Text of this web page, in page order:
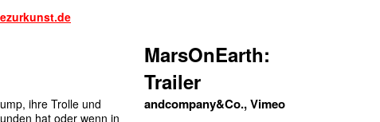
ihre Trolle und
hat oder wenn in
MarsOnEarth:
Trailer
andcompany&Co., Vimeo